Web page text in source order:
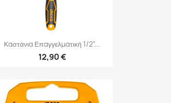
Γρήγορη προβολή
Καστάνια Επαγγελματική 1/2"...
12,90 €